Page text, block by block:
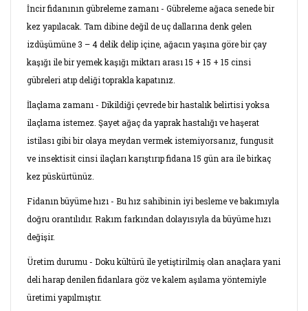
İncir fidanının gübreleme zamanı - Gübreleme ağaca senede bir
kez yapılacak. Tam dibine değil de uç dallarına denk gelen
izdüşümüne 3 – 4 delik delip içine, ağacın yaşına göre bir çay
kaşığı ile bir yemek kaşığı miktarı arası 15 + 15 + 15 cinsi
gübreleri atıp deliği toprakla kapatınız.
İlaçlama zamanı - Dikildiği çevrede bir hastalık belirtisi yoksa
ilaçlama istemez. Şayet ağaç da yaprak hastalığı ve haşerat
istilası gibi bir olaya meydan vermek istemiyorsanız, fungusit
ve insektisit cinsi ilaçları karıştırıp fidana 15 gün ara ile birkaç
kez püskürtünüz.
Fidanın büyüme hızı - Bu hız sahibinin iyi besleme ve bakımıyla
doğru orantılıdır. Rakım farkından dolayısıyla da büyüme hızı
değişir.
Üretim durumu - Doku kültürü ile yetiştirilmiş olan anaçlara yani
deli harap denilen fidanlara göz ve kalem aşılama yöntemiyle
üretimi yapılmıştır.